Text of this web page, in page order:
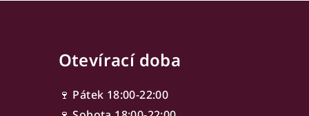
Otevírací doba
🍷 Pátek 18:00-22:00